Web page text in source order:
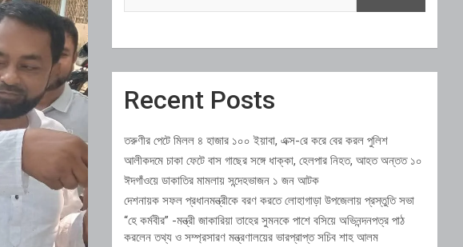
Recent Posts
তরুণীর পেটে মিলল ৪ হাজার ১০০ ইয়াবা, এক্স-রে করে বের করল পুলিশ
আলীকদমে চাকা ফেটে বাস গাছের সঙ্গে ধাক্কা, হেলপার নিহত, আহত অন্তত ১০
ঈদগাঁওয়ে ডাকাতির মামলায় সন্দেহভাজন ১ জন আটক
দেশনায়ক সফল প্রধানমন্ত্রীকে বরণ করতে লোহাগাড়া উপজেলায় প্রস্তুতি সভা
“হে কর্মবীর” -মন্ত্রী জাকারিয়া তাহের সুমনকে পাশে বসিয়ে অভিনন্দনপত্র পাঠ
করলেন তথ্য ও সম্প্রসারণ মন্ত্রণালয়ের ভারপ্রাপ্ত সচিব শাহ আলম